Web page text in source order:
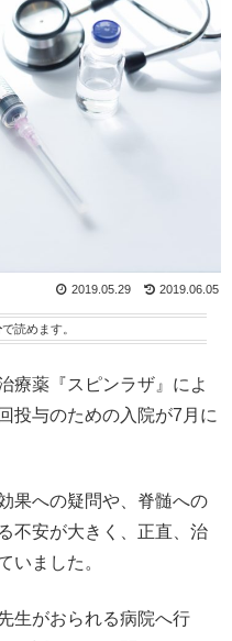
2019.06.05
2019.05.29
で読めます。
療薬『スピンラザ』によ
投与のための入院が7月に
果への疑問や、脊髄への
不安が大きく、正直、治
いました。
生がおられる病院へ行